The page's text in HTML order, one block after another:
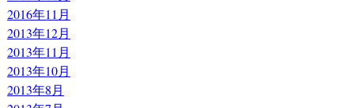
2016年11月
2013年12月
2013年11月
2013年10月
2013年8月